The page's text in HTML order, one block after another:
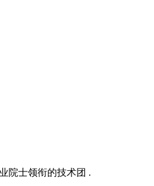
院士领衔的技术团 .